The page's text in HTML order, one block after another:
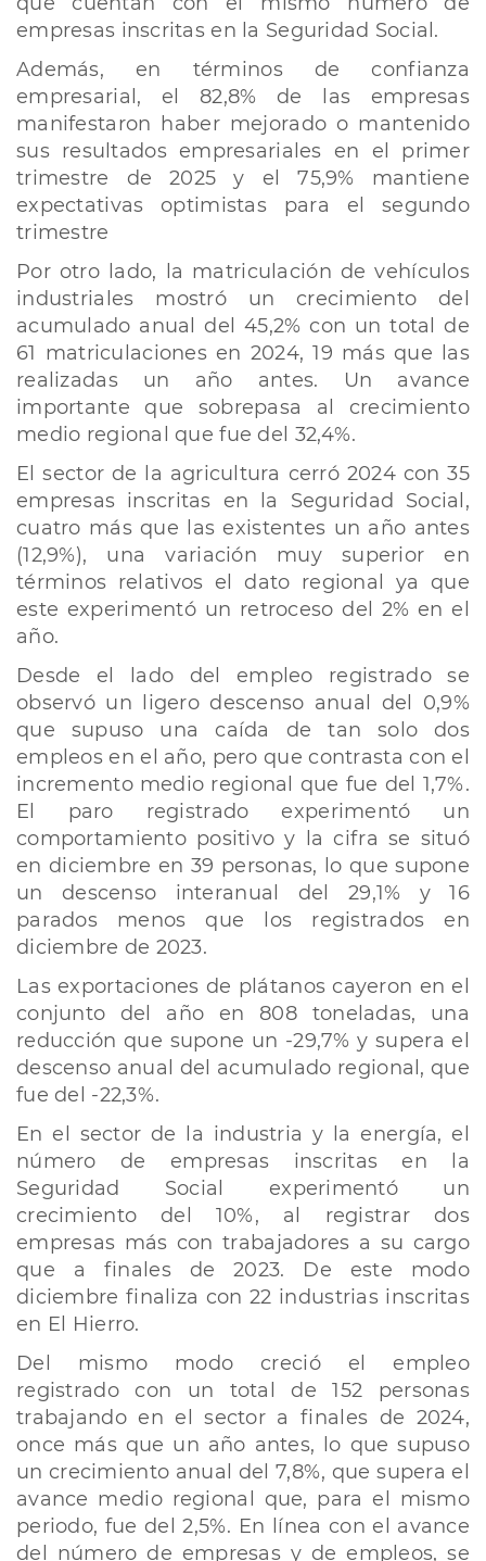
empresas inscritas en la Seguridad Social.
Además, en términos de confianza
empresarial, el 82,8% de las empresas
manifestaron haber mejorado o mantenido
sus resultados empresariales en el primer
trimestre de 2025 y el 75,9% mantiene
expectativas optimistas para el segundo
trimestre
Por otro lado, la matriculación de vehículos
industriales mostró un crecimiento del
acumulado anual del 45,2% con un total de
61 matriculaciones en 2024, 19 más que las
realizadas un año antes. Un avance
importante que sobrepasa al crecimiento
medio regional que fue del 32,4%.
El sector de la agricultura cerró 2024 con 35
empresas inscritas en la Seguridad Social,
cuatro más que las existentes un año antes
(12,9%), una variación muy superior en
términos relativos el dato regional ya que
este experimentó un retroceso del 2% en el
año.
Desde el lado del empleo registrado se
observó un ligero descenso anual del 0,9%
que supuso una caída de tan solo dos
empleos en el año, pero que contrasta con el
incremento medio regional que fue del 1,7%.
El paro registrado experimentó un
comportamiento positivo y la cifra se situó
en diciembre en 39 personas, lo que supone
un descenso interanual del 29,1% y 16
parados menos que los registrados en
diciembre de 2023.
Las exportaciones de plátanos cayeron en el
conjunto del año en 808 toneladas, una
reducción que supone un -29,7% y supera el
descenso anual del acumulado regional, que
fue del -22,3%.
En el sector de la industria y la energía, el
número de empresas inscritas en la
Seguridad Social experimentó un
crecimiento del 10%, al registrar dos
empresas más con trabajadores a su cargo
que a finales de 2023. De este modo
diciembre finaliza con 22 industrias inscritas
en El Hierro.
Del mismo modo creció el empleo
registrado con un total de 152 personas
trabajando en el sector a finales de 2024,
once más que un año antes, lo que supuso
un crecimiento anual del 7,8%, que supera el
avance medio regional que, para el mismo
periodo, fue del 2,5%. En línea con el avance
del número de empresas y de empleos, se